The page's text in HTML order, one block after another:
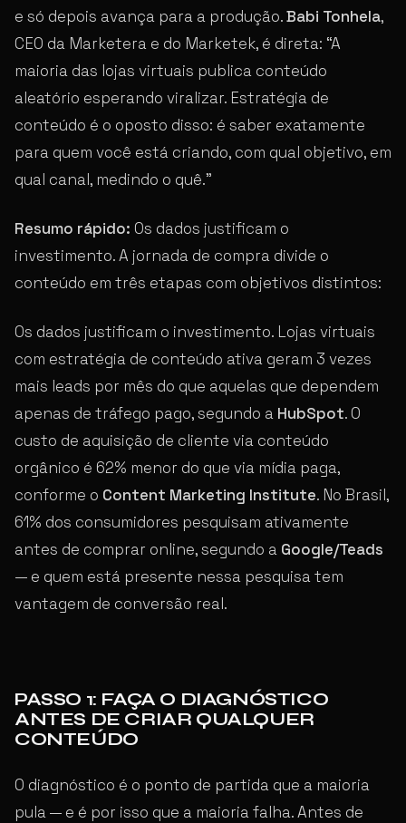
e só depois avança para a produção.Babi Tonhela,
CEO da Marketera e do Marketek, é direta: “A
maioria das lojas virtuais publica conteúdo
aleatório esperando viralizar. Estratégia de
conteúdo é o oposto disso: é saber exatamente
para quem você está criando, com qual objetivo, em
qual canal, medindo o quê.”
Resumo rápido: Os dados justificam o
investimento. A jornada de compra divide o
conteúdo em três etapas com objetivos distintos:
Os dados justificam o investimento. Lojas virtuais
com estratégia de conteúdo ativa geram 3 vezes
mais leads por mês do que aquelas que dependem
apenas de tráfego pago, segundo a HubSpot. O
custo de aquisição de cliente via conteúdo
orgânico é 62% menor do que via mídia paga,
conforme o Content Marketing Institute. No Brasil,
61% dos consumidores pesquisam ativamente
antes de comprar online, segundo a Google/Teads
— e quem está presente nessa pesquisa tem
vantagem de conversão real.
PASSO 1: FAÇA O DIAGNÓSTICO
ANTES DE CRIAR QUALQUER
CONTEÚDO
O diagnóstico é o ponto de partida que a maioria
pula — e é por isso que a maioria falha. Antes de